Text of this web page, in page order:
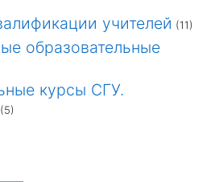
учителей (11)
образовательные
курсы СГУ.
(5)